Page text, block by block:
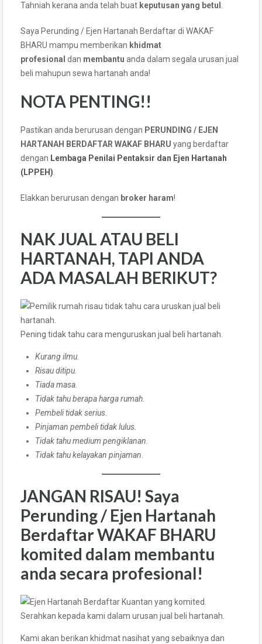
Tahniah kerana anda telah buat keputusan yang betul
Saya Perunding / Ejen Hartanah Berdaftar di WAKAF
BHARU mampu memberikan khidmat
profesional dan membantu anda dalam segala urusan jual
beli mahupun sewa hartanah anda!
NOTA PENTING!!
Pastikan anda berurusan dengan PERUNDING / EJEN
HARTANAH BERDAFTAR WAKAF BHARU yang berdaftar
dengan Lembaga Penilai Pentaksir dan Ejen Hartanah
(LPPEH)
Elakkan berurusan dengan broker haram!
NAK JUAL ATAU BELI
HARTANAH, TAPI ANDA
ADA MASALAH BERIKUT?
Pening tidak tahu cara menguruskan jual beli hartanah.
Kurang ilmu.
Risau ditipu.
Tiada masa.
Tidak tahu berapa harga rumah.
Pembeli tidak serius.
Pinjaman pembeli tidak lulus.
Tidak tahu medium pengiklanan.
Tidak tahu kelayakan pinjaman
JANGAN RISAU! Saya
Perunding / Ejen Hartanah
Berdaftar WAKAF BHARU
komited dalam membantu
anda secara profesional!
Serahkan kepada kami dalam urusan jual beli hartanah.
Kami akan berikan khidmat nasihat yang sebaiknya dan